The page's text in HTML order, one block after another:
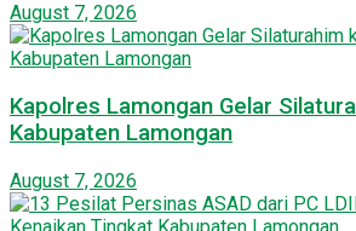
August 7, 2026
Kapolres Lamongan Gelar
Kabupaten Lamongan
August 7, 2026